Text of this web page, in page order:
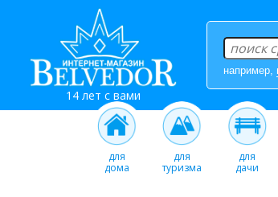
14 лет с вами
например,
для
дома
для
туризма
для
дачи